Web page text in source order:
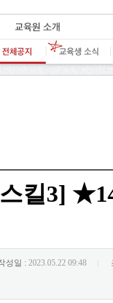
킬3]
성일 : 2023.05.22 09:48